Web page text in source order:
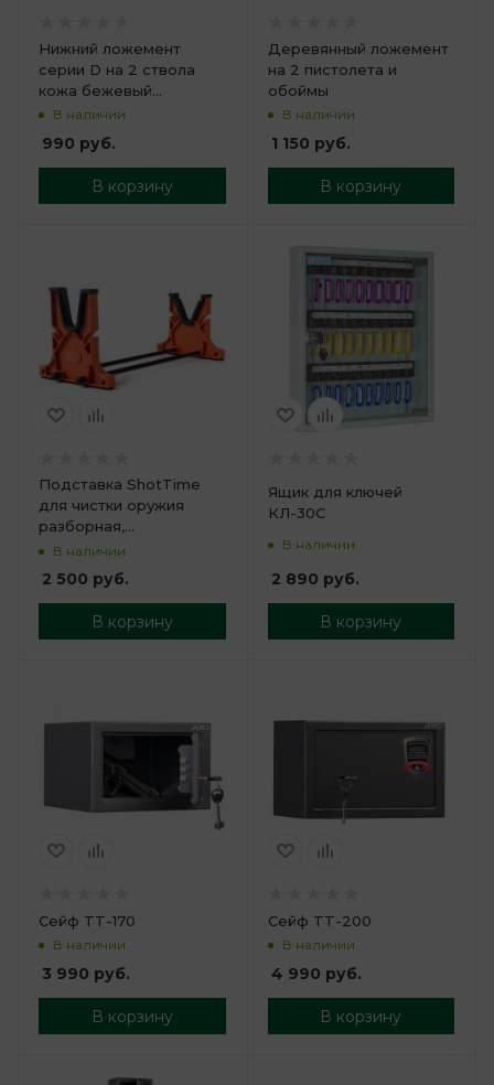
Нижний ложемент
серии D на 2 ствола
кожа бежевый
крокодил
В наличии
990 руб.
В корзину
Деревянный ложемент
на 2 пистолета и
обоймы
В наличии
1 150 руб.
В корзину
Подставка ShotTime
для чистки оружия
разборная,
регулируемая по длине
В наличии
2 500 руб.
В корзину
Ящик для ключей
КЛ-30С
В наличии
2 890 руб.
В корзину
Сейф TT-170
В наличии
3 990 руб.
В корзину
Сейф TT-200
В наличии
4 990 руб.
В корзину